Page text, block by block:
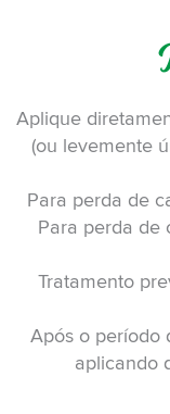
Aplique
(ou levemente
Para perda de
Para perda de
Tratamento
Após o período
aplicando